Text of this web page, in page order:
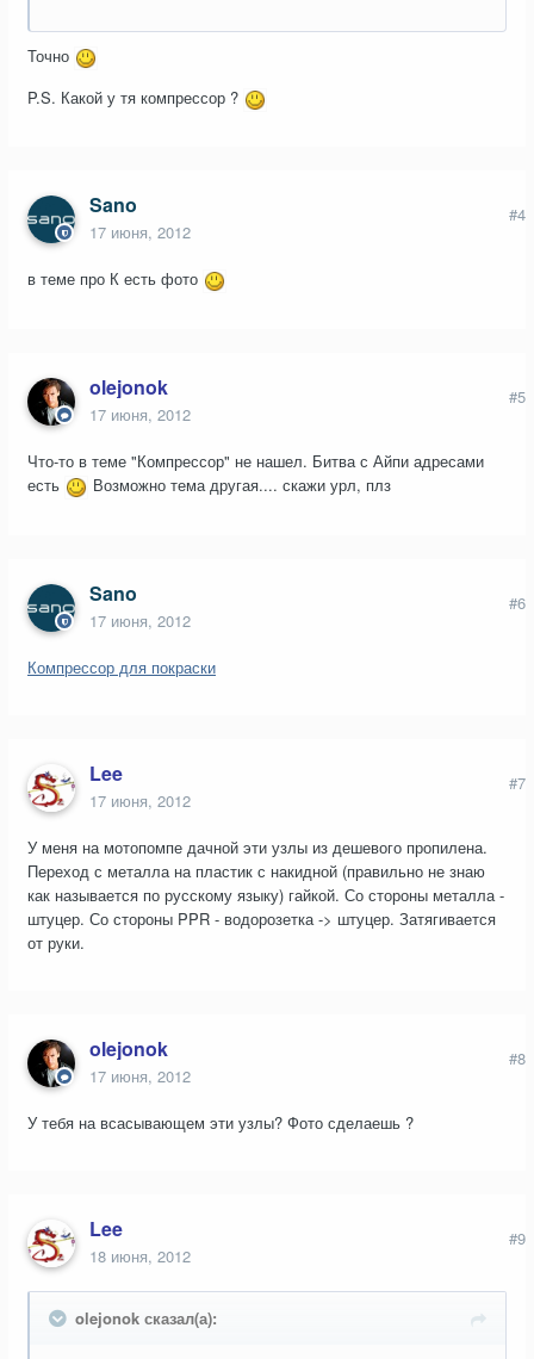
Точно
P.S. Какой у тя компрессор ?
Sano
17 июня, 2012
#4
в теме про К есть фото
olejonok
17 июня, 2012
#5
Что-то в теме "Компрессор" не нашел. Битва с Айпи адресами
есть
Возможно тема другая.... скажи урл, плз
Sano
17 июня, 2012
#6
Компрессор для покраски
Lee
17 июня, 2012
#7
У меня на мотопомпе дачной эти узлы из дешевого пропилена.
Переход с металла на пластик с накидной (правильно не знаю
как называется по русскому языку) гайкой. Со стороны металла -
штуцер. Со стороны PPR - водорозетка -> штуцер. Затягивается
от руки.
olejonok
17 июня, 2012
#8
У тебя на всасывающем эти узлы? Фото сделаешь ?
Lee
18 июня, 2012
#9
olejonok сказал(а):